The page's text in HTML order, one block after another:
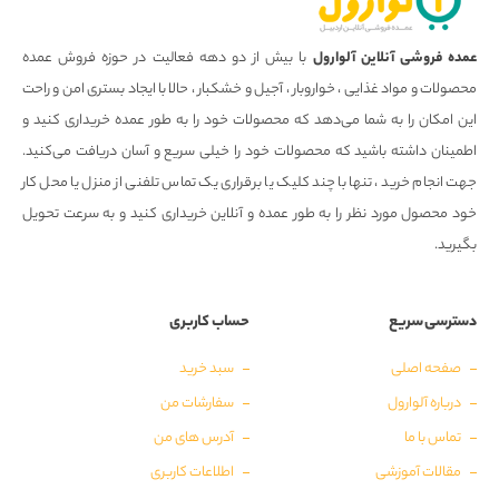
عمده فروشی آنلاین آلوارول با بیش از دو دهه فعالیت در حوزه فروش عمده
محصولات و مواد غذایی ، خواروبار ، آجیل و خشکبار ، حالا با ایجاد بستری امن و راحت
این امکان را به شما می‌دهد که محصولات خود را به طور عمده خریداری کنید و
اطمینان داشته باشید که محصولات خود را خیلی سریع و آسان دریافت می‌کنید.
جهت انجام خرید ، تنها با چند کلیک یا برقراری یک تماس تلفنی از منزل یا محل کار
خود محصول مورد نظر را به طور عمده و آنلاین خریداری کنید و به سرعت تحویل
بگیرید.
دسترسی سریع
صفحه اصلی
درباره آلوارول
تماس با ما
مقالات آموزشی
حساب کاربری
سبد خرید
سفارشات من
آدرس های من
اطلاعات کاربری